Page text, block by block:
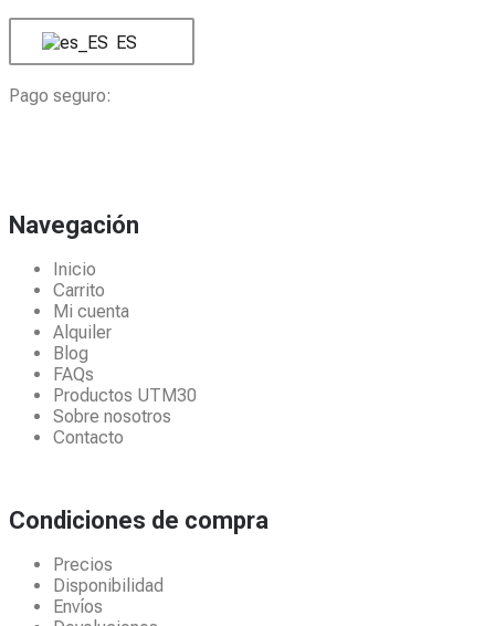
ES
Pago seguro:
Navegación
Inicio
Carrito
Mi cuenta
Alquiler
Blog
FAQs
Productos UTM30
Sobre nosotros
Contacto
Condiciones de compra
Precios
Disponibilidad
Envíos